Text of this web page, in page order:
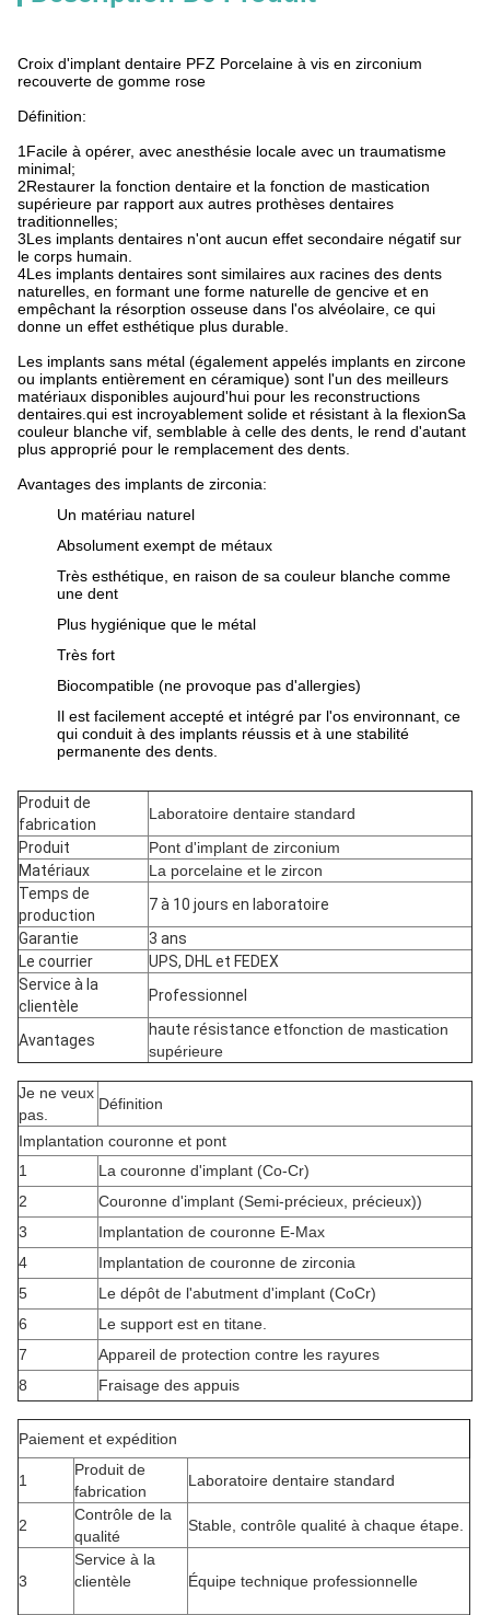
Croix d'implant dentaire PFZ Porcelaine à vis en zirconium
recouverte de gomme rose
Définition:
1Facile à opérer, avec anesthésie locale avec un traumatisme
minimal;
2Restaurer la fonction dentaire et la fonction de mastication
supérieure par rapport aux autres prothèses dentaires
traditionnelles;
3Les implants dentaires n'ont aucun effet secondaire négatif sur
le corps humain.
4Les implants dentaires sont similaires aux racines des dents
naturelles, en formant une forme naturelle de gencive et en
empêchant la résorption osseuse dans l'os alvéolaire, ce qui
donne un effet esthétique plus durable.
Les implants sans métal (également appelés implants en zircone
ou implants entièrement en céramique) sont l'un des meilleurs
matériaux disponibles aujourd'hui pour les reconstructions
dentaires.qui est incroyablement solide et résistant à la flexionSa
couleur blanche vif, semblable à celle des dents, le rend d'autant
plus approprié pour le remplacement des dents.
Avantages des implants de zirconia:
Un matériau naturel
Absolument exempt de métaux
Très esthétique, en raison de sa couleur blanche comme
une dent
Plus hygiénique que le métal
Très fort
Biocompatible (ne provoque pas d'allergies)
Il est facilement accepté et intégré par l'os environnant, ce
qui conduit à des implants réussis et à une stabilité
permanente des dents.
Produit de
fabrication
Laboratoire dentaire standard
Produit
Pont d'implant de zirconium
Matériaux
La porcelaine et le zircon
Temps de
production
7 à 10 jours en laboratoire
Garantie
3 ans
Le courrier
UPS, DHL et FEDEX
Service à la
clientèle
Professionnel
Avantages
haute résistance etfonction de mastication
supérieure
Je ne veux
pas.
Définition
Implantation couronne et pont
1
La couronne d'implant (Co-Cr)
2
Couronne d'implant (Semi-précieux, précieux))
3
Implantation de couronne E-Max
4
Implantation de couronne de zirconia
5
Le dépôt de l'abutment d'implant (CoCr)
6
Le support est en titane.
7
Appareil de protection contre les rayures
8
Fraisage des appuis
Paiement et expédition
1
Produit de
fabrication
Laboratoire dentaire standard
2
Contrôle de la
qualité
Stable, contrôle qualité à chaque étape.
3
Service à la
clientèle
Équipe technique professionnelle